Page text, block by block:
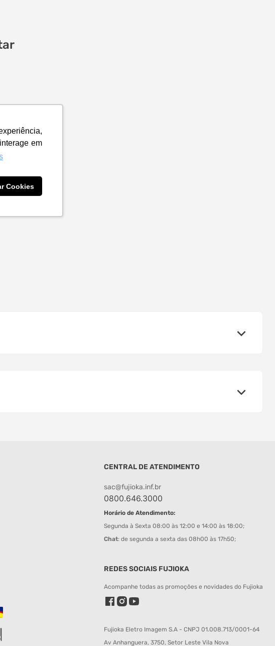
em
Cookies
CENTRAL DE ATENDIMENTO
sac@fujioka.inf.br
0800.646.3000
Horário de Atendimento:
Segunda à Sexta 08:00 às 12:00 e 14:00 às 18:00;
Chat: de segunda a sexta das 08h00 às 17h50;
REDES SOCIAIS FUJIOKA
Acompanhe todas as promoções e novidades do Fujioka
Fujioka Eletro Imagem S.A - CNPJ 01.008.713/0001-64
Av Anhanguera, 3750, Setor Leste Vila Nova